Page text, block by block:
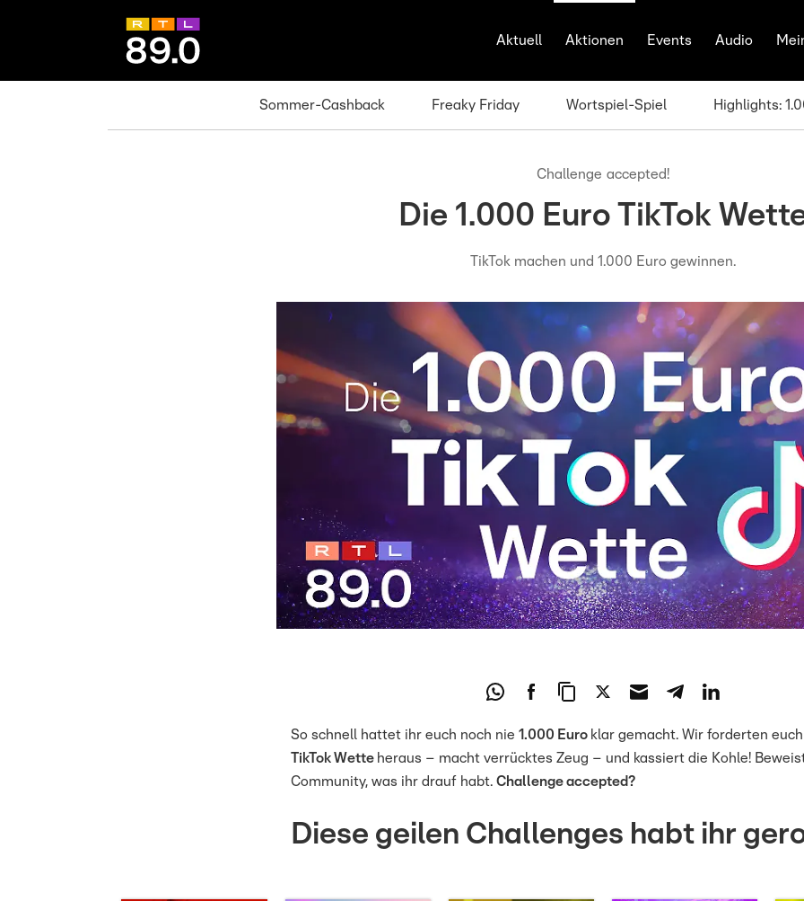
Aktuell Aktionen
Sommer-Cashback Freaky Friday Wortspiel-Spiel Highlights:
Events Audio
Challenge accepted!
Die 1.000 Euro TikTok
TikTok machen und 1.000 Euro gewinnen.
So schnell hattet ihr euch noch nie 1.000 Euro klar gemacht. Wir forderten
TikTok Wette heraus – macht verrücktes Zeug – und kassiert die Kohle!
Community, was ihr drauf habt. Challenge accepted?
Diese geilen Challenges habt ihr